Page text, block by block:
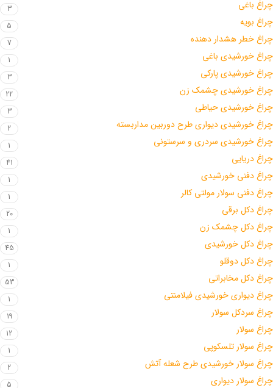
چراغ باغی 3
چراغ بویه 5
چراغ خطر هشدار دهنده 7
چراغ خورشیدی باغی 1
چراغ خورشیدی پارکی 3
چراغ خورشیدی چشمک زن 22
چراغ خورشیدی حیاطی 3
چراغ خورشیدی دیواری طرح دوربین مداربسته 2
چراغ خورشیدی سردری و سرستونی 1
چراغ دریایی 41
چراغ دفنی خورشیدی 1
چراغ دفنی سولار مولتی کالر 1
چراغ دکل برقی 20
چراغ دکل چشمک زن 1
چراغ دکل خورشیدی 45
چراغ دکل دوقلو 1
چراغ دکل مخابراتی 53
چراغ دیواری خورشیدی فیلامنتی 1
چراغ سردکل سولار 19
چراغ سولار 12
چراغ سولار تلسکوپی 1
چراغ سولار خورشیدی طرح شعله آتش 2
چراغ سولار دیواری 5